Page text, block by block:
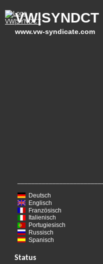
VW|SYNDCT
www.vw-syndicate.com
Deutsch
Englisch
Französisch
Italienisch
Portugiesisch
Russisch
Spanisch
Status